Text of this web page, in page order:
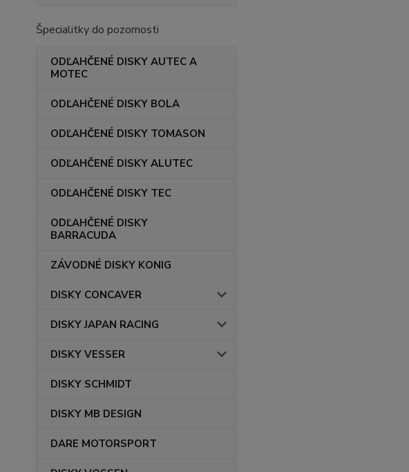
Špecialitky do pozornosti
ODĽAHČENÉ DISKY AUTEC A
MOTEC
ODĽAHČENÉ DISKY BOLA
ODĽAHČENÉ DISKY TOMASON
ODĽAHČENÉ DISKY ALUTEC
ODĽAHČENÉ DISKY TEC
ODĽAHČENÉ DISKY
BARRACUDA
ZÁVODNÉ DISKY KONIG
DISKY CONCAVER
DISKY JAPAN RACING
DISKY VESSER
DISKY SCHMIDT
DISKY MB DESIGN
DARE MOTORSPORT